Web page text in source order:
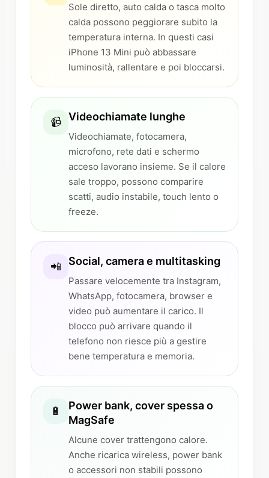
Sole diretto, auto calda o tasca molto
calda possono peggiorare subito la
temperatura interna. In questi casi
iPhone 13 Mini può abbassare
luminosità, rallentare e poi bloccarsi.
📹 Videochiamate lunghe
Videochiamate, fotocamera,
microfono, rete dati e schermo
acceso lavorano insieme. Se il calore
sale troppo, possono comparire
scatti, audio instabile, touch lento o
freeze.
📲 Social, camera e multitasking
Passare velocemente tra Instagram,
WhatsApp, fotocamera, browser e
video può aumentare il carico. Il
blocco può arrivare quando il
telefono non riesce più a gestire
bene temperatura e memoria.
🔋
Power bank, cover spessa o
MagSafe
Alcune cover trattengono calore.
Anche ricarica wireless, power bank
o accessori non stabili possono